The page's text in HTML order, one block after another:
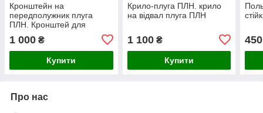
Кронштейн на
передполужник плуга
ПЛН. Кронштей для
ПЛН
1 000 ₴
Купити
Крило-плуга ПЛН. крило
на відвал плуга ПЛН
1 100₴
Купити
450
Про нас